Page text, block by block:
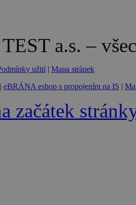
a.s. –
užití | Mapa stránek
eBRÁNA eshop s propojením na IS |
začátek